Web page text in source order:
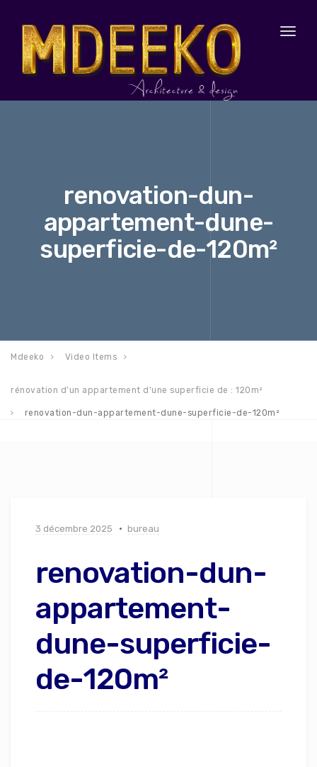
Toggle
renovation-dun-
appartement-dune-
superficie-de-120m²
Mdeeko Video Items
rénovation d’un appartement d’une superficie de : 120m²
renovation-dun-appartement-dune-superficie-de-120m²
3 décembre 2025 bureau
renovation-dun-
appartement-
dune-superficie-
de-120m²